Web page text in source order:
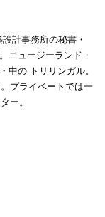
計事務所の秘書・
ニュージーランド・
中の トリリンガル。
プライベートでは一
ー。